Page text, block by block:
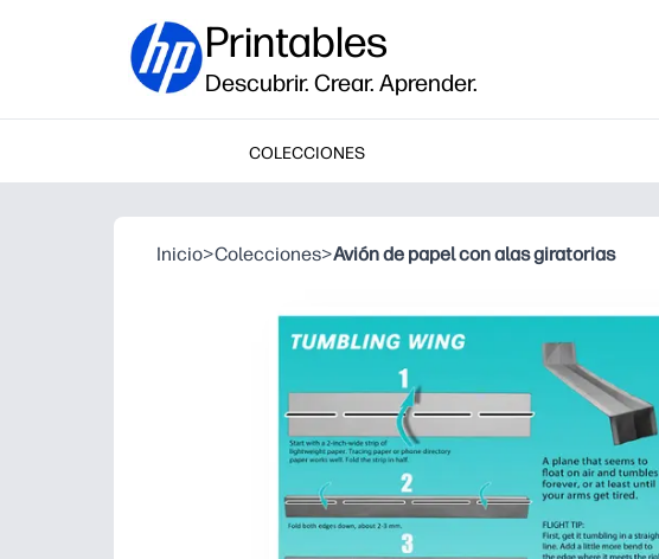
Printables
Descubrir. Crear. Aprender.
COLECCIONES
Inicio>Colecciones>Avión de papel con alas giratorias